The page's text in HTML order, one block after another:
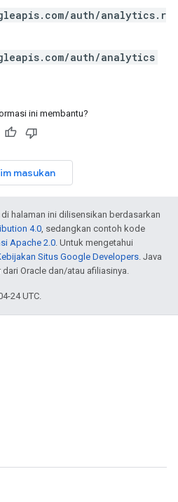
auth/analytics.r
auth/analytics
ini membantu?
masukan
halaman ini dilisensikan berdasarkan
4.0, sedangkan contoh kode
Apache 2.0. Untuk mengetahui
Situs Google Developers. Java
Oracle dan/atau afiliasinya.
24 UTC.